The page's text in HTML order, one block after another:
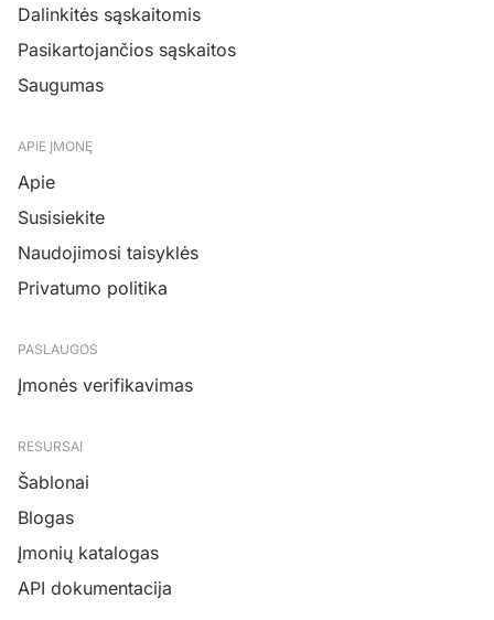
Dalinkitės sąskaitomis
Pasikartojančios sąskaitos
Saugumas
APIE ĮMONĘ
Apie
Susisiekite
Naudojimosi taisyklės
Privatumo politika
PASLAUGOS
Įmonės verifikavimas
RESURSAI
Šablonai
Blogas
Įmonių katalogas
API dokumentacija